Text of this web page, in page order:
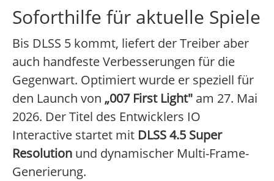
Soforthilfe für aktuelle Spiele
Bis DLSS 5 kommt, liefert der Treiber aber
auch handfeste Verbesserungen für die
Gegenwart. Optimiert wurde er speziell für
den Launch von „007 First Light" am 27. Mai
2026. Der Titel des Entwicklers IO
Interactive startet mit DLSS 4.5 Super
Resolution und dynamischer Multi-Frame-
Generierung.